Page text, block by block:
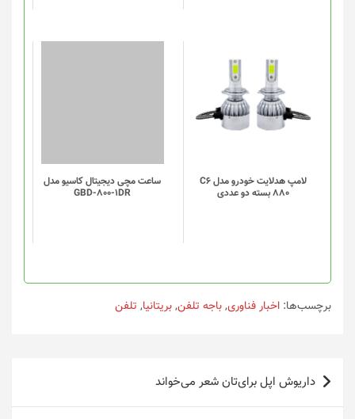
لامپ هدلایت خودرو مدل C6
880 بسته دو عددی
ساعت مچی دیجیتال کاسیو مدل
GBD-800-1DR
برچسب‌ها: اخبار فناوری,باجه تلفن,بریتانیا, تلفن
راهبری
نوشته
داریوش اپل برای‌تان شعر می‌خواند